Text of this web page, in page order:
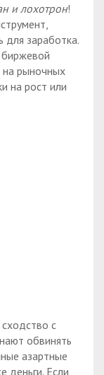
и лохотрон!
для заработка.
на рыночных
на рост или
с
обвинять
азартные
деньги. Если